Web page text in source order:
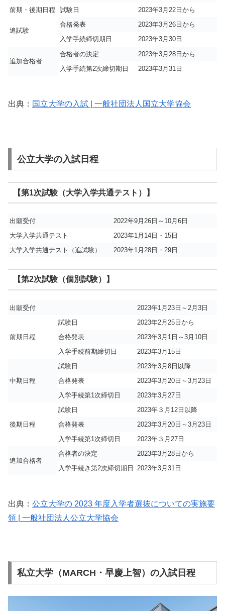
前期・後期日程
追試験
試験日
2023年3月22日から
合格発表
2023年3月26日から
入学手続締切期日
2023年3月30日
追加合格者
合格者の決定
2023年3月28日から
入学手続第2次締切期日
2023年3月31日
出典： 国立大学の入試 | 一般社団法人国立大学協会
公立大学の入試日程
【第1次試験（大学入学共通テスト）】
出願受付
2022年9月26日～10月6日
大学入学共通テスト
2023年1月14日・15日
大学入学共通テスト（追試験）
2023年1月28日・29日
【第2次試験（個別試験）】
出願受付 2023年1月23日～2月3日
前期日程
試験日
2023年2月25日から
合格発表
2023年3月1日～3月10日
入学手続前期締切日
2023年3月15日
中期日程
試験日
2023年3月8日以降
合格発表
2023年3月20日～3月23日
入学手続第1次締切日
2023年3月27日
後期日程
試験日
2023年３月12日以降
合格発表
2023年3月20日～3月23日
入学手続第1次締切日
2023年３月27日
追加合格者
合格者の決定
2023年3月28日から
入学手続き第2次締切期日
2023年3月31日
出典： 公立大学の 2023 年度入学者選抜についての実施要
領 | 一般社団法人公立大学協会
私立大学（MARCH・早慶上智）の入試日程